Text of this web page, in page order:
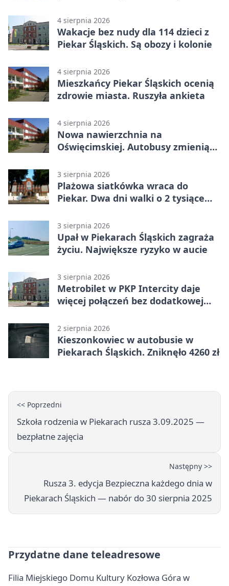
4 sierpnia 2026
Wakacje bez nudy dla 114 dzieci z
Piekar Śląskich. Są obozy i kolonie
4 sierpnia 2026
Mieszkańcy Piekar Śląskich ocenią
zdrowie miasta. Ruszyła ankieta
4 sierpnia 2026
Nowa nawierzchnia na
Oświęcimskiej. Autobusy zmienią
3 sierpnia 2026
Plażowa siatkówka wraca do
Piekar. Dwa dni walki o 2 tysiące
3 sierpnia 2026
Upał w Piekarach Śląskich zagraża
życiu. Największe ryzyko w aucie
3 sierpnia 2026
Metrobilet w PKP Intercity daje
więcej połączeń bez dodatkowej
2 sierpnia 2026
Kieszonkowiec w autobusie w
Piekarach Śląskich. Zniknęło 4260 zł
<< Poprzedni
Szkoła rodzenia w Piekarach rusza 3.09.2025 —
bezpłatne zajęcia
Następny >>
Rusza 3. edycja Bezpieczna każdego dnia w
Piekarach Śląskich — nabór do 30 sierpnia 2025
Przydatne dane teleadresowe
Filia Miejskiego Domu Kultury Kozłowa Góra w